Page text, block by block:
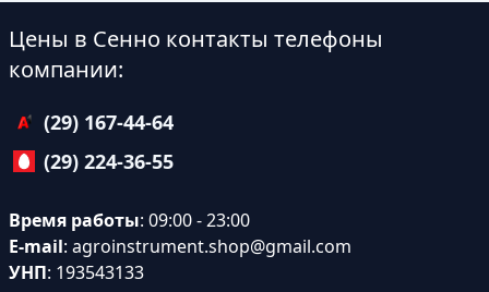
Цены в Сенно контакты телефоны
компании:
(29) 167-44-64
(29) 224-36-55
Время работы: 09:00 - 23:00
E-mail: agroinstrument.shop@gmail.com
УНП: 193543133